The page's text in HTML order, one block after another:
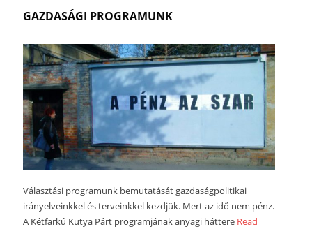
GAZDASÁGI PROGRAMUNK
Választási programunk bemutatását gazdaságpolitikai
irányelveinkkel és terveinkkel kezdjük. Mert az idő nem pénz.
A Kétfarkú Kutya Párt programjának anyagi háttere Read